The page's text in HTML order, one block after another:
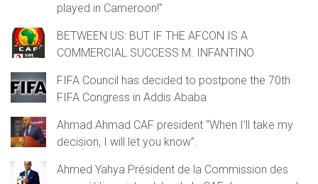
played in Cameroon!”
BETWEEN US: BUT IF THE AFCON IS A
COMMERCIAL SUCCESS M. INFANTINO
FIFA Council has decided to postpone the 70th
FIFA Congress in Addis Ababa
Ahmad Ahmad CAF president “When I’ll take my
decision, I will let you know”.
Ahmed Yahya Président de la Commission des